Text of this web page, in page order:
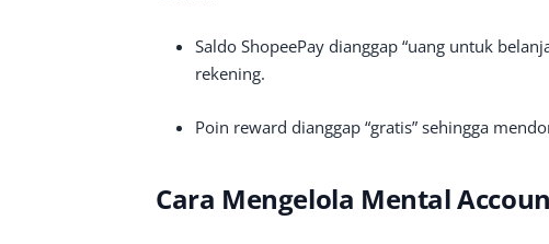
Saldo ShopeePay dianggap “uang untuk
rekening.
Poin reward dianggap “gratis” sehingga
Cara Mengelola Mental